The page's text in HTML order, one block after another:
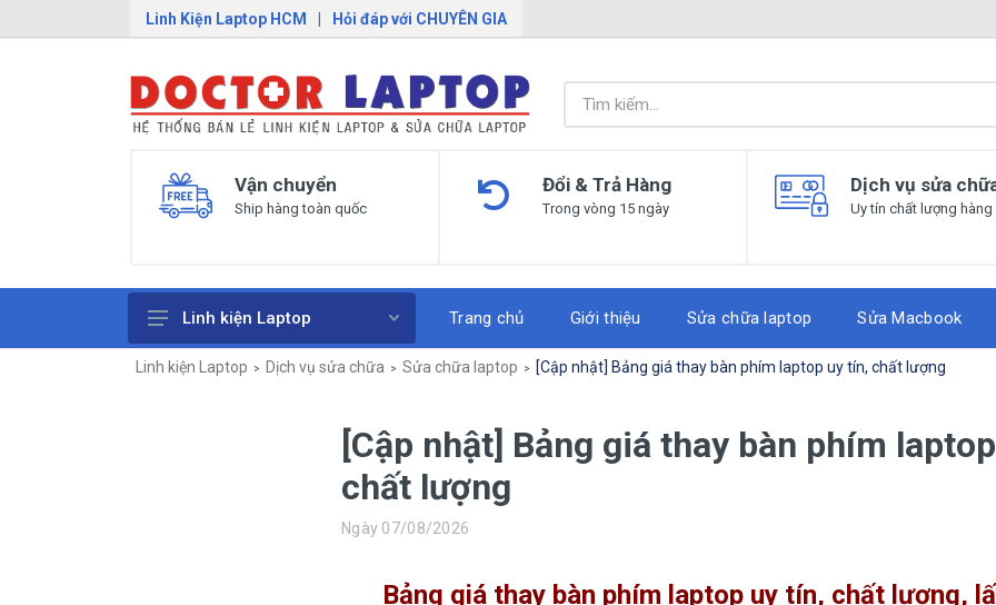
Linh Kiện Laptop HCM | Hỏi đáp với CHUYÊN GIA
Vận chuyển
Ship hàng toàn quốc
Đổi & Trả Hàng
Trong vòng 15 ngày
Dịch vụ sửa
Uy tín chất lượng hàng
Pin Laptop
Linh kiện Laptop Trang chủ Giới thiệu Sửa chữa laptop Sửa Macbook
Linh kiện Laptop Dịch vụ sửa chữa Sửa chữa laptop [Cập nhật] Bảng giá thay bàn phím laptop uy tín, chất lượng
[Cập nhật] Bảng giá thay bàn phím
chất lượng
Ngày 07/08/2026
Bảng giá thay bàn phím laptop uy tín, chất lượng,